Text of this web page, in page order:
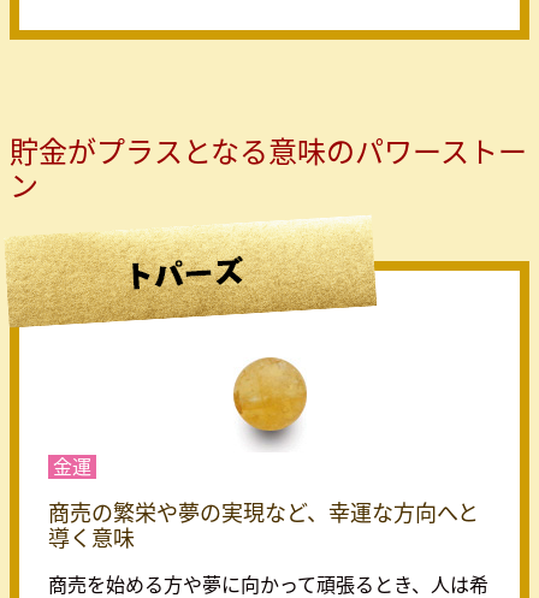
貯金がプラスとなる意味のパワーストー
ン
金運
商売の繁栄や夢の実現など、幸運な方向へと
導く意味
商売を始める方や夢に向かって頑張るとき、人は希